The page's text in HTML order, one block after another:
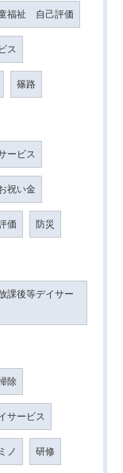
福祉 自己評価
ス
篠路
ービス
祝い金
価 防災
後等デイサー
除
サービス
ノ 研修